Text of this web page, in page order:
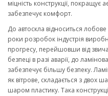
міцність конструкції, покращує
забезпечує комфорт.
До автоскла відноситься
роки розробок індустрія
прогресу, перейшовши від
безпеці в разі аварії, до
забезпечує більшу безпеку.
як вітрове, складається з двох
шаром пластику. Така